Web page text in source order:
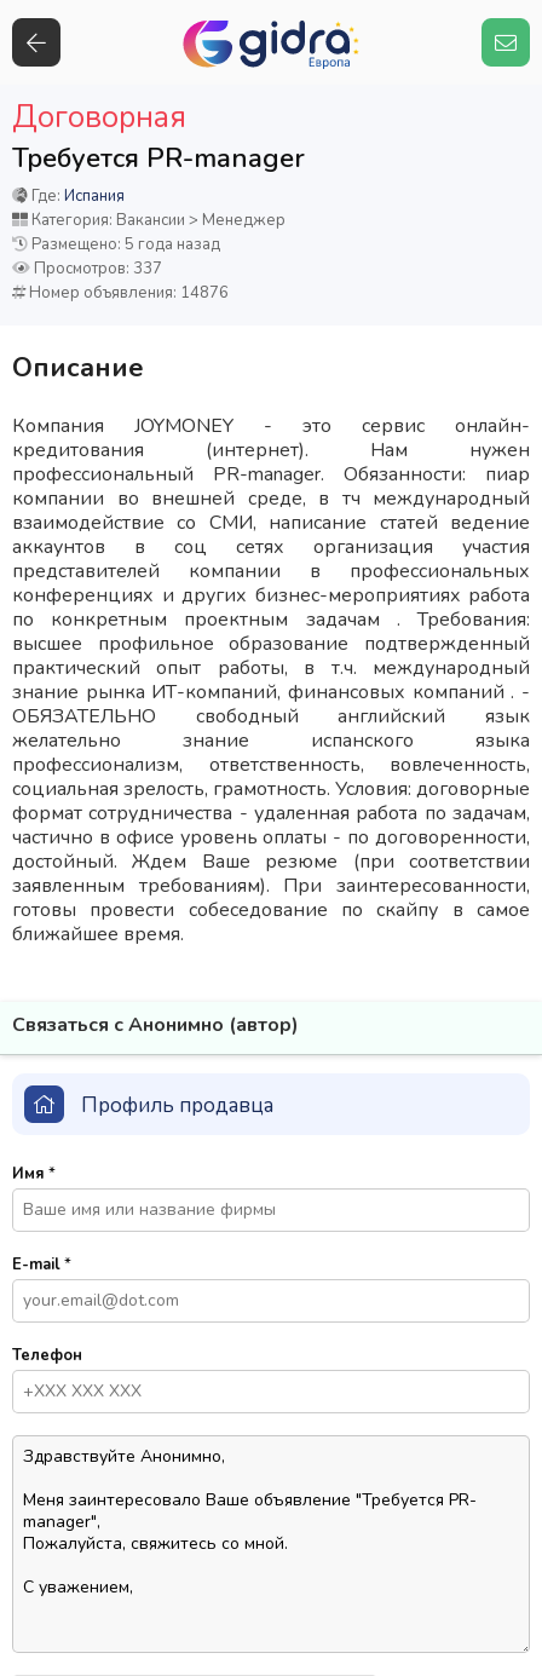
Требуется PR-manager
Договорная
Где: Испания
Категория: Вакансии > Менеджер
Размещено: 5 года назад
Просмотров: 337
Номер объявления: 14876
Описание
Компания JOYMONEY - это сервис онлайн-
кредитования (интернет). Нам нужен
профессиональный PR-manager. Обязанности: пиар
компании во внешней среде, в тч международный
взаимодействие со СМИ, написание статей ведение
аккаунтов в соц сетях организация участия
представителей компании в профессиональных
конференциях и других бизнес-мероприятиях работа
по конкретным проектным задачам . Требования:
высшее профильное образование подтвержденный
практический опыт работы, в т.ч. международный
знание рынка ИТ-компаний, финансовых компаний . -
ОБЯЗАТЕЛЬНО свободный английский язык
желательно знание испанского языка
профессионализм, ответственность, вовлеченность,
социальная зрелость, грамотность. Условия: договорные
формат сотрудничества - удаленная работа по задачам,
частично в офисе уровень оплаты - по договоренности,
достойный. Ждем Ваше резюме (при соответствии
заявленным требованиям). При заинтересованности,
готовы провести собеседование по скайпу в самое
ближайшее время.
Связаться с Анонимно (автор)
Профиль продавца
Имя *
E-mail*
Телефон